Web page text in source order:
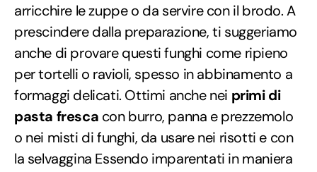
arricchire le zuppe o da servire con il brodo. A
prescindere dalla preparazione, ti suggeriamo
anche di provare questi funghi come ripieno
per tortelli o ravioli, spesso in abbinamento a
formaggi delicati. Ottimi anche nei primi di
pasta fresca con burro, panna e prezzemolo
o nei misti di funghi, da usare nei risotti e con
la selvaggina Essendo imparentati in maniera